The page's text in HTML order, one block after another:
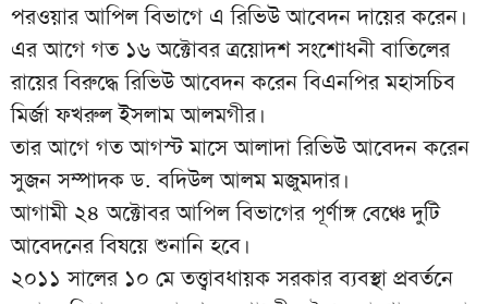
পরওয়ার আপিল বিভাগে এ রিভিউ আবেদন দায়ের করেন।
এর আগে গত ১৬ অক্টোবর ত্রয়োদশ সংশোধনী বাতিলের
রায়ের বিরুদ্ধে রিভিউ আবেদন করেন বিএনপির মহাসচিব
মির্জা ফখরুল ইসলাম আলমগীর।
তার আগে গত আগস্ট মাসে আলাদা রিভিউ আবেদন করেন
সুজন সম্পাদক ড. বদিউল আলম মজুমদার।
আগামী ২৪ অক্টোবর আপিল বিভাগের পূর্ণাঙ্গ বেঞ্চে দুটি
আবেদনের বিষয়ে শুনানি হবে।
২০১১ সালের ১০ মে তত্ত্বাবধায়ক সরকার ব্যবস্থা প্রবর্তনে